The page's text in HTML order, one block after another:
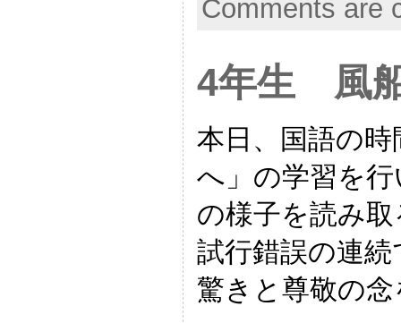
Comments are
4年生 風
本日、国語の
へ」の学習を
の様子を読み
試行錯誤の連
驚きと尊敬の